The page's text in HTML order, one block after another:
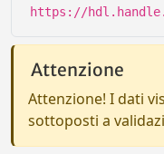
https://
Attenzione
Attenzione! I dati
sottoposti a